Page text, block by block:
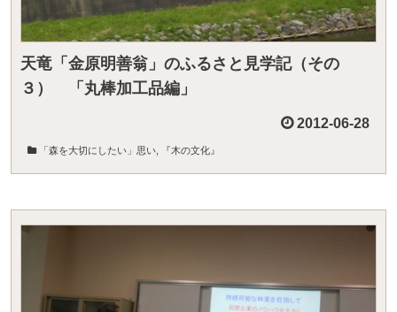
天竜「金原明善翁」のふるさと見学記（その
３） 「丸棒加工品編」
2012-06-28
「森を大切にしたい」思い 『木の文化』